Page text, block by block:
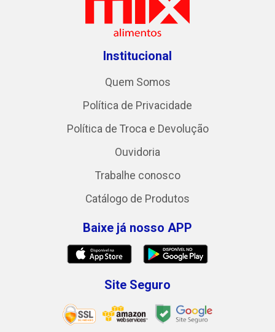
Institucional
Quem Somos
Política de Privacidade
Política de Troca e Devolução
Ouvidoria
Trabalhe conosco
Catálogo de Produtos
Baixe já nosso APP
Site Seguro